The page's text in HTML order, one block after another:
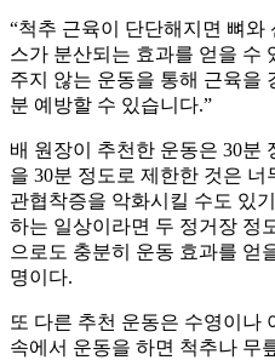
“척추 근육이 단단해지면 뼈와
스가 분산되는 효과를 얻을 수
주지 않는 운동을 통해 근육을
분 예방할 수 있습니다.”
배 원장이 추천한 운동은 30분
을 30분 정도로 제한한 것은
관협착증을 악화시킬 수도 있
하는 일상이라면 두 정거장 정
으로도 충분히 운동 효과를 얻
명이다.
또 다른 추천 운동은 수영이나
속에서 운동을 하면 척추나 무